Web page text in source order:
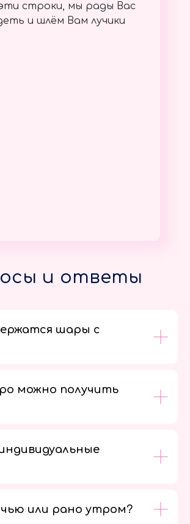
строки, мы рады Вас
и шлём Вам лучики
и ответы
шары с
можно получить
или рано утром?